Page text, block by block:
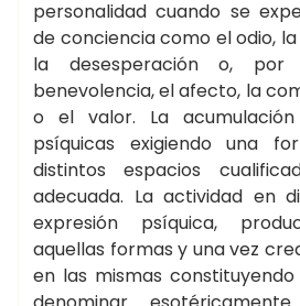
personalidad cuando se
de conciencia como el odio,
la desesperación o,
benevolencia, el afecto, la
o el valor. La
psíquicas exigiendo una
distintos espacios
adecuada. La actividad en
expresión psíquica,
aquellas formas y una vez
en las mismas